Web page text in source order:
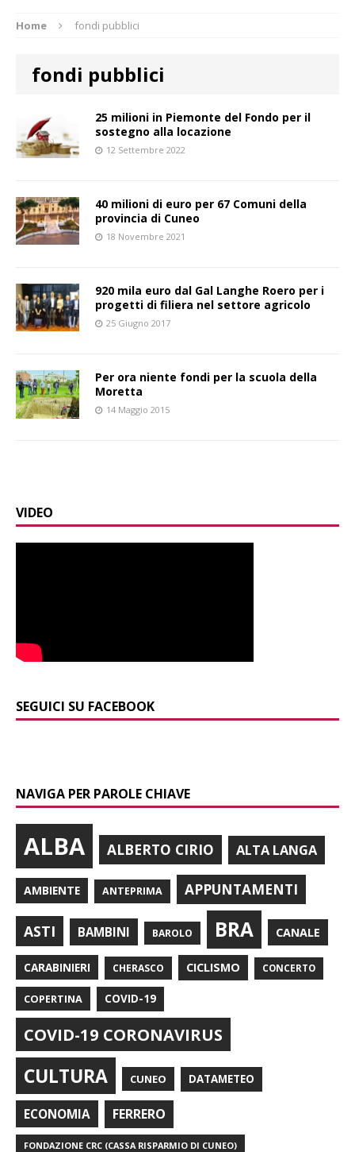
Home fondi pubblici
fondi pubblici
25 milioni in Piemonte del Fondo per il
sostegno alla locazione
12 Settembre 2022
40 milioni di euro per 67 Comuni della
provincia di Cuneo
18 Novembre 2021
920 mila euro dal Gal Langhe Roero per i
progetti di filiera nel settore agricolo
25 Giugno 2017
Per ora niente fondi per la scuola della
Moretta
14 Maggio 2015
VIDEO
SEGUICI SU FACEBOOK
NAVIGA PER PAROLE CHIAVE
ALBA ALBERTO CIRIO ALTA LANGA
AMBIENTE ANTEPRIMA APPUNTAMENTI
ASTI BAMBINI BAROLO BRA CANALE
CARABINIERI CHERASCO CICLISMO CONCERTO
COPERTINA COVID-19
COVID-19 CORONAVIRUS
CULTURA CUNEO DATAMETEO
ECONOMIA FERRERO
FONDAZIONE CRC (CASSA RISPARMIO DI CUNEO)